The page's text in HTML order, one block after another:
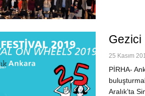
Gezici
25 Kasım
PİRHA-
Aralık’ta